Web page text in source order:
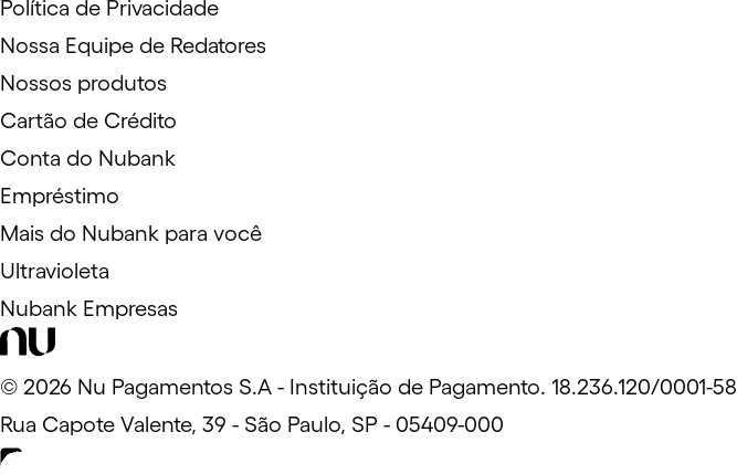
Política de Privacidade
Nossa Equipe de Redatores
Nossos produtos
Cartão de Crédito
Conta do Nubank
Empréstimo
Mais do Nubank para você
Ultravioleta
Nubank Empresas
© 2026 Nu Pagamentos S.A - Instituição de Pagamento. 18.236.120/0001-58
Rua Capote Valente, 39 - São Paulo, SP - 05409-000